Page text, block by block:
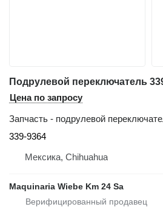
Цена по запросу
Запчасть - подрулевой
339-9364
Мексика, Chihuahua
Maquinaria Wiebe Km 24 Sa